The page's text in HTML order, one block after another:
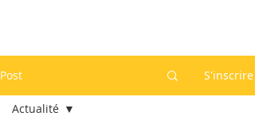
Post S'inscrire
Actualité